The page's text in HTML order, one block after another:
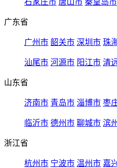
石家庄市 唐山市 秦皇岛市
广东省
广州市 韶关市 深圳市 珠
汕尾市 河源市 阳江市 清
山东省
济南市 青岛市 淄博市 枣
临沂市 德州市 聊城市 滨
浙江省
杭州市 宁波市 温州市 嘉